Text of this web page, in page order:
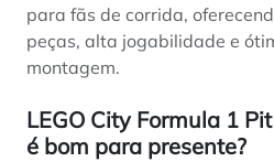
para fãs de corrida,
peças, alta jogabilidade e
montagem.
LEGO City Formula 1
é bom para presente?